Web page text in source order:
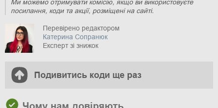
Ми можемо отримувати комісію, якщо ви використовуєте
посилання, коди та акції, розміщені на сайті.
Перевірено редактором
Катерина Сопранюк
Експерт зі знижок
Подивитись коди ще раз